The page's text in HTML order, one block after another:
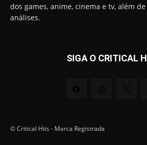
dos games, anime, cinema e tv, além
análises.
SIGA O CRITICAL
© Critical Hits - Marca Registrada